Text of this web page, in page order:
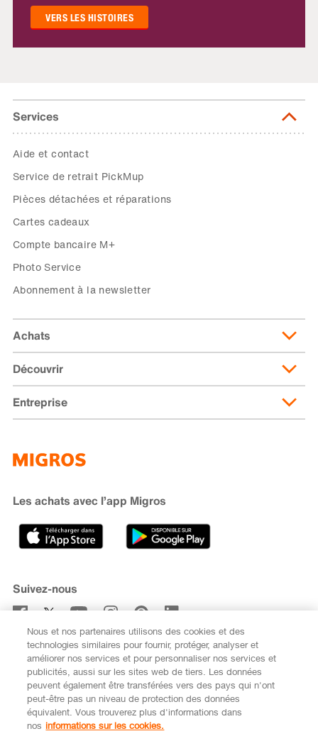
VERS LES HISTOIRES
Services
Aide et contact
Service de retrait PickMup
Pièces détachées et réparations
Cartes cadeaux
Compte bancaire M+
Photo Service
Abonnement à la newsletter
Achats
Livraison et frais de livraison
Abonnement de livraison
Moyens de paiement
Cumulus
Recherche de magasin
Découvrir
Migusto
iMpuls
Banque Migros
Entreprise
Développement durable
Carrière
Sponsoring
Médias
Code de conduite et signalement
Les achats avec l’app Migros
Suivez-nous
S’abonner à la newsletter
FR
Nous et nos partenaires utilisons des cookies et des
technologies similaires pour fournir, protéger, analyser et
améliorer nos services et pour personnaliser nos services et
publicités, aussi sur les sites web de tiers. Les données
peuvent également être transférées vers des pays qui n'ont
peut-être pas un niveau de protection des données
équivalent. Vous trouverez plus d'informations dans
nos informations sur les cookies.